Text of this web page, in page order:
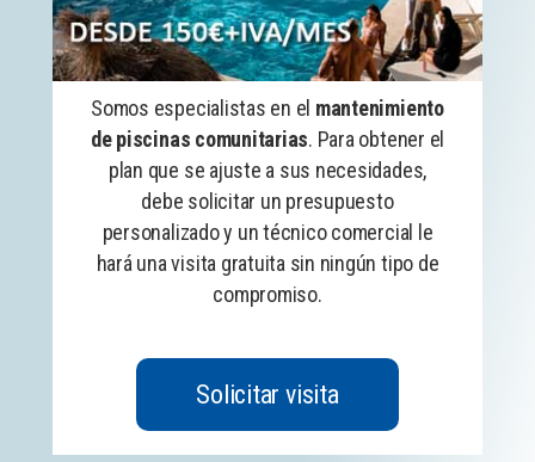
Somos especialistas en el mantenimiento
de piscinas comunitarias. Para obtener el
plan que se ajuste a sus necesidades,
debe solicitar un presupuesto
personalizado y un técnico comercial le
hará una visita gratuita sin ningún tipo de
compromiso.
Solicitar visita